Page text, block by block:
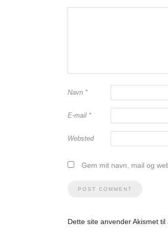
Navn *
E-mail *
Websted
Gem mit navn, mail og
Dette site anvender Akismet til